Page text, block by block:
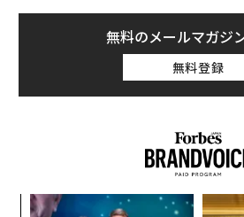
一方、日本の教育現場はどうだろ
たテキストを使い、手書きで繰り
旧時代的なスタイルの教育を受け
だ大半を占めている。そのような
てこの先、誰も経験したことのな
今必要なのは、新しいテクノロジ
るための教育
無料のメールマガジ
無料登録